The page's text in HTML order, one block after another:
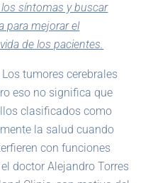
síntomas y buscar
para mejorar el
de los pacientes.
Los tumores cerebrales
eso no significa que
clasificados como
la salud cuando
con funciones
doctor Alejandro Torres